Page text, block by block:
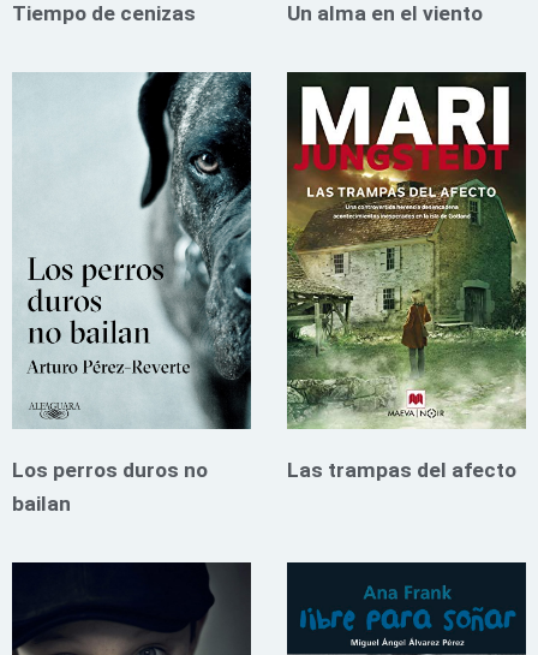
Tiempo de cenizas Un alma en el viento
Los perros duros no
bailan
Las trampas del afecto